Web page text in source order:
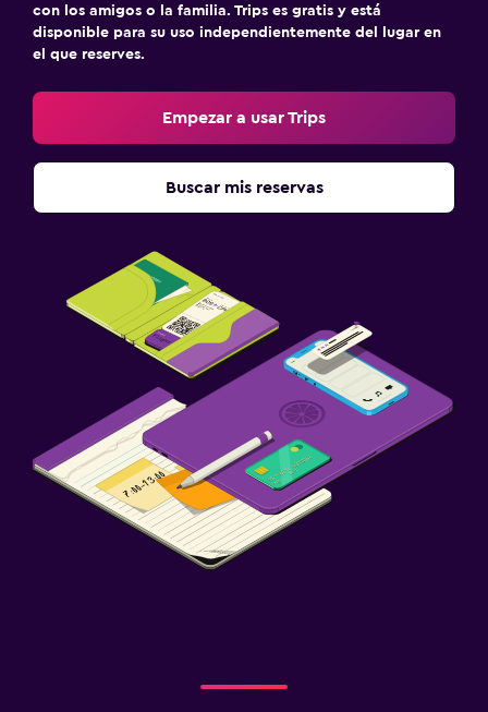
con los amigos o la familia. Trips es gratis y está
disponible para su uso independientemente del lugar en
el que reserves.
Empezar a usar Trips
Buscar mis reservas